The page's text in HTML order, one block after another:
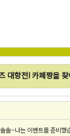
대항전! 카페짱을
솔~나는 이벤트를 준비했